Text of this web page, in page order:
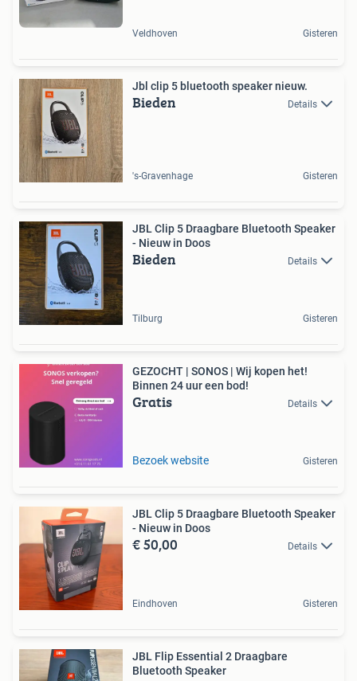
Veldhoven Gisteren
Jbl clip 5 bluetooth speaker nieuw.
Bieden Details
's-Gravenhage Gisteren
JBL Clip 5 Draagbare Bluetooth Speaker
- Nieuw in Doos
Bieden Details
Tilburg Gisteren
GEZOCHT | SONOS | Wij kopen het!
Binnen 24 uur een bod!
Gratis Details
Bezoek website Gisteren
JBL Clip 5 Draagbare Bluetooth Speaker
- Nieuw in Doos
€ 50,00 Details
Eindhoven Gisteren
JBL Flip Essential 2 Draagbare
Bluetooth Speaker